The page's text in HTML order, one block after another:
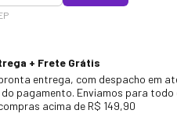
+ Frete Grátis
entrega, com despacho em
pagamento. Enviamos para todo
acima de R$ 149,90